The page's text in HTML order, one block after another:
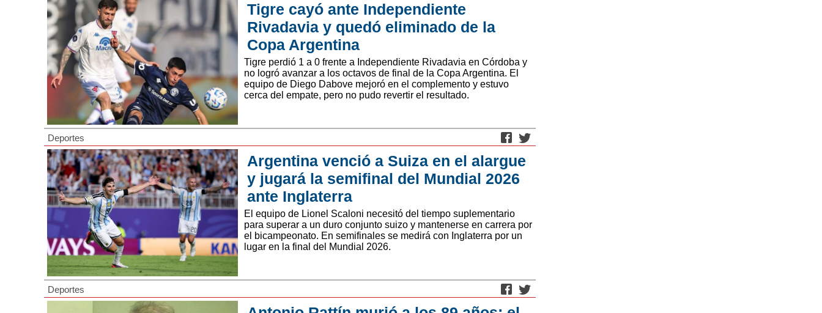
Tigre cayó ante Independiente
Rivadavia y quedó eliminado de la
Copa Argentina
Tigre perdió 1 a 0 frente a Independiente Rivadavia en Córdoba y
no logró avanzar a los octavos de final de la Copa Argentina. El
equipo de Diego Dabove mejoró en el complemento y estuvo
cerca del empate, pero no pudo revertir el resultado.
Deportes
Argentina venció a Suiza en el alargue
y jugará la semifinal del Mundial 2026
ante Inglaterra
El equipo de Lionel Scaloni necesitó del tiempo suplementario
para superar a un duro conjunto suizo y mantenerse en carrera por
el bicampeonato. En semifinales se medirá con Inglaterra por un
lugar en la final del Mundial 2026.
Deportes